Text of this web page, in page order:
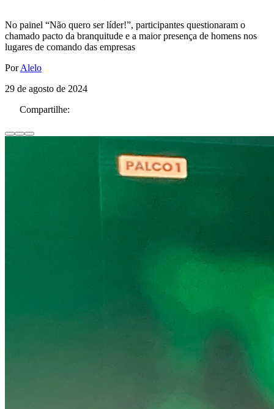
No painel “Não quero ser líder!”, participantes questionaram o
chamado pacto da branquitude e a maior presença de homens nos
lugares de comando das empresas
PorAlelo
29 de agosto de 2024
Compartilhe: